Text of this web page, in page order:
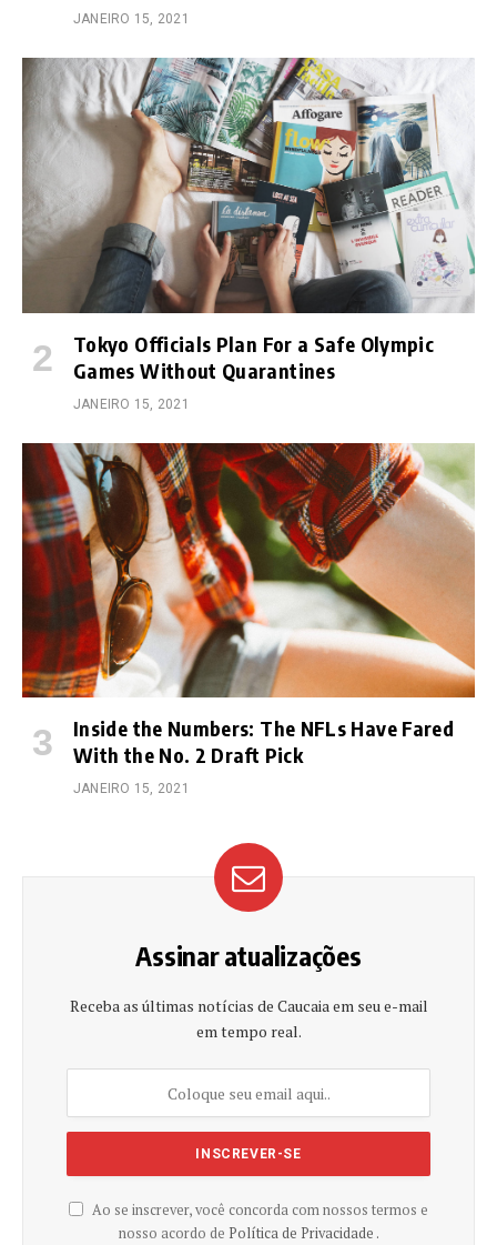
JANEIRO 15, 2021
Tokyo Officials Plan For a Safe Olympic
Games Without Quarantines
JANEIRO 15, 2021
Inside the Numbers: The NFLs Have Fared
With the No. 2 Draft Pick
JANEIRO 15, 2021
Assinar atualizações
Receba as últimas notícias de Caucaia em seu e-mail
em tempo real.
Ao se inscrever, você concorda com nossos termos e
nosso acordo de Política de Privacidade .